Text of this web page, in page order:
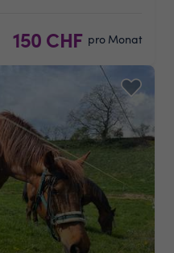
150 CHF pro Monat